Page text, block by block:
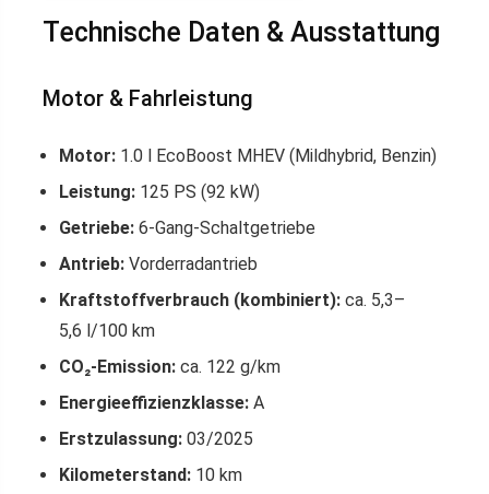
Technische Daten & Ausstattung
Motor & Fahrleistung
Motor: 1.0 l EcoBoost MHEV (Mildhybrid, Benzin)
Leistung: 125 PS (92 kW)
Getriebe: 6-Gang-Schaltgetriebe
Antrieb: Vorderradantrieb
Kraftstoffverbrauch (kombiniert): ca. 5,3–
5,6 l/100 km
CO₂-Emission: ca. 122 g/km
Energieeffizienzklasse: A
Erstzulassung: 03/2025
Kilometerstand: 10 km